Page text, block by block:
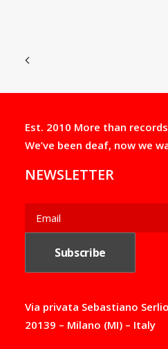
Est. 2010 More than
We’ve been deaf, now we
NEWSLETTER
Via privata Sebastiano
20139 – Milano (MI) – Italy